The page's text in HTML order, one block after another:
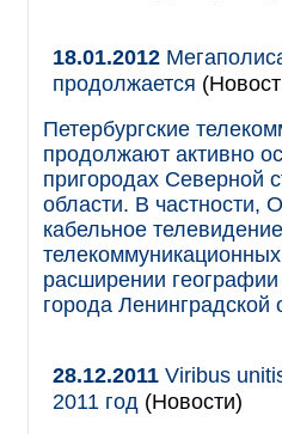
18.01.2012
продолжается
Петербургские
продолжают активно
пригородах Северной
области. В частности,
кабельное
расширении
города Ленинградской
28.12.2011 Viribus
2011 год (Новости)